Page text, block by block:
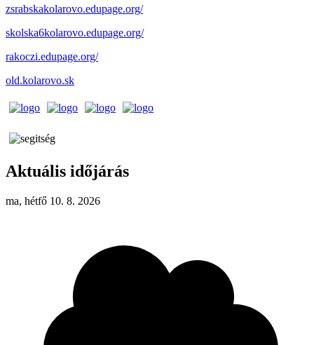
zsrabskakolarovo.edupage.org/
skolska6kolarovo.edupage.org/
rakoczi.edupage.org/
old.kolarovo.sk
Aktuális időjárás
ma, hétfő 10. 8. 2026